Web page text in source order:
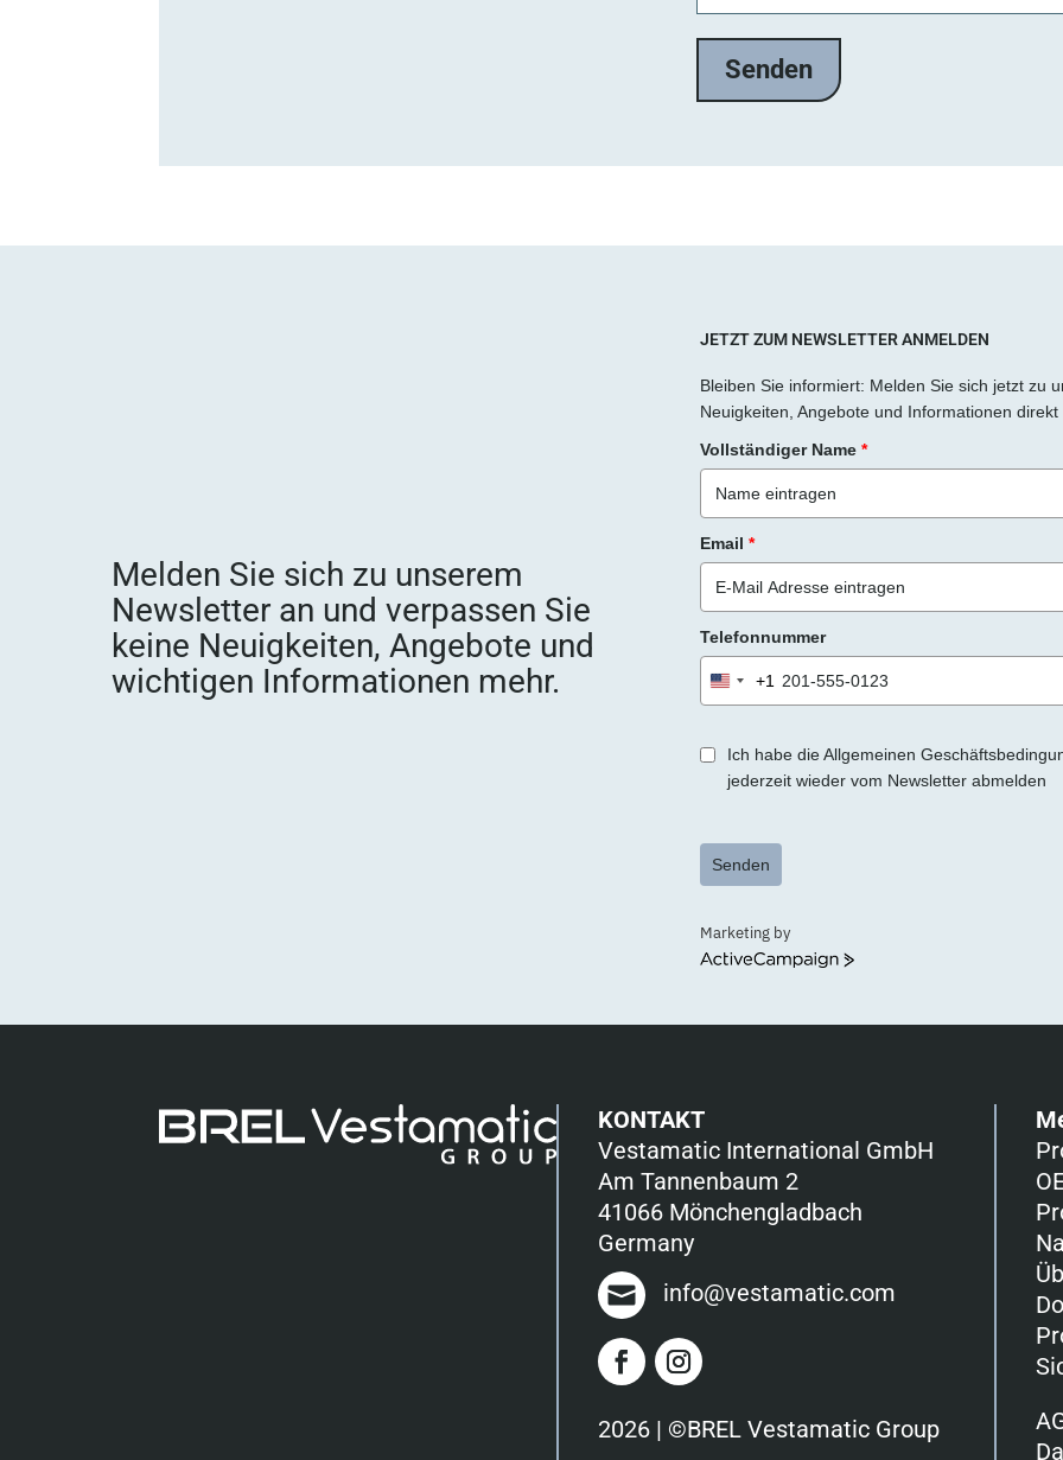
Melden Sie sich zu unserem
Newsletter an und verpassen Sie
keine Neuigkeiten, Angebote und
wichtigen Informationen mehr.
JETZT ZUM NEWSLETTER ANMELDEN
Bleiben Sie informiert: Melden Sie sich jetzt zu
Neuigkeiten, Angebote und Informationen
Vollständiger Name *
Email *
Telefonnummer
United
+1
Ich habe die Allgemeinen
jederzeit wieder vom Newsletter abmelden
Senden
Marketing by
ActiveCampaign
KONTAKT
Vestamatic International GmbH
Am Tannenbaum 2
41066 Mönchengladbach
Germany
info@vestamatic.com
2026 | ©BREL Vestamatic Group